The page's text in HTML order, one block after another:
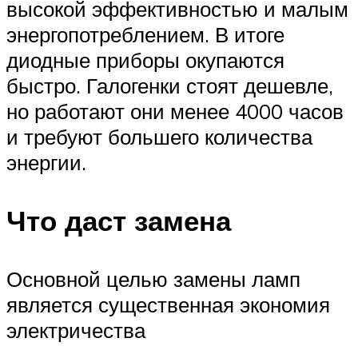
высокой эффективностью и малым
энергопотреблением. В итоге
диодные приборы окупаются
быстро. Галогенки стоят дешевле,
но работают они менее 4000 часов
и требуют большего количества
энергии.
Что даст замена
Основной целью замены ламп
является существенная экономия
электричества